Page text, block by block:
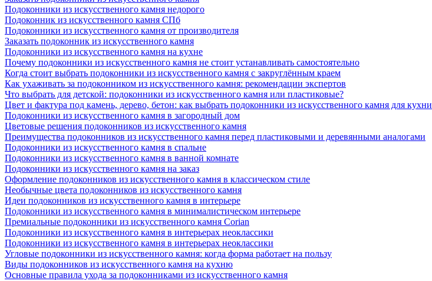
Подоконники из искусственного камня недорого
Подоконник из искусственного камня СПб
Подоконники из искусственного камня от производителя
Заказать подоконник из искусственного камня
Подоконники из искусственного камня на кухне
Почему подоконники из искусственного камня не стоит устанавливать самостоятельно
Когда стоит выбрать подоконники из искусственного камня с закруглённым краем
Как ухаживать за подоконником из искусственного камня: рекомендации экспертов
Что выбрать для детской: подоконники из искусственного камня или пластиковые?
Цвет и фактура под камень, дерево, бетон: как выбрать подоконники из искусственного камня для кухни
Подоконники из искусственного камня в загородный дом
Цветовые решения подоконников из искусственного камня
Преимущества подоконников из искусственного камня перед пластиковыми и деревянными аналогами
Подоконники из искусственного камня в спальне
Подоконники из искусственного камня в ванной комнате
Подоконники из искусственного камня на заказ
Оформление подоконников из искусственного камня в классическом стиле
Необычные цвета подоконников из искусственного камня
Идеи подоконников из искусственного камня в интерьере
Подоконники из искусственного камня в минималистическом интерьере
Премиальные подоконники из искусственного камня Corian
Подоконники из искусственного камня в интерьерах неоклассики
Подоконники из искусственного камня в интерьерах неоклассики
Угловые подоконники из искусственного камня: когда форма работает на пользу
Виды подоконников из искусственного камня на кухню
Основные правила ухода за подоконниками из искусственного камня